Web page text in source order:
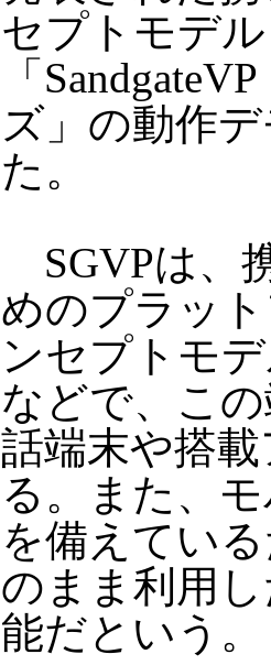
セプトモデル
「
ズ」の動作
た。
SGVPは、
めのプラット
ンセプトモ
などで、こ
話端末や搭
る。また、
を備えてい
のまま利用
能だという。